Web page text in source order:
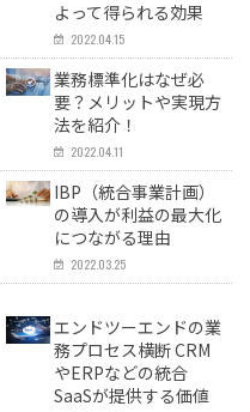
よって得られる効果
2022.04.15
業務標準化はなぜ必
要？メリットや実現方
法を紹介！
2022.04.11
IBP（統合事業計画）
の導入が利益の最大化
につながる理由
2022.03.25
エンドツーエンドの業
務プロセス横断 CRM
やERPなどの統合
SaaSが提供する価値